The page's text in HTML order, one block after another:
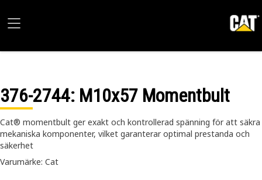
376-2744: M10x57 Momentbult
Cat® momentbult ger exakt och kontrollerad spänning för att säkra
mekaniska komponenter, vilket garanterar optimal prestanda och
säkerhet
Varumärke: Cat